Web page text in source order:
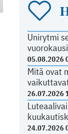
Unirytmi
05.08.2026
Mitä ovat
26.07.2026
24.07.2026